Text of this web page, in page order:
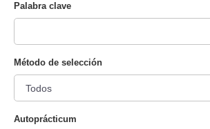
Palabra clave
Método de selección
Autoprácticum